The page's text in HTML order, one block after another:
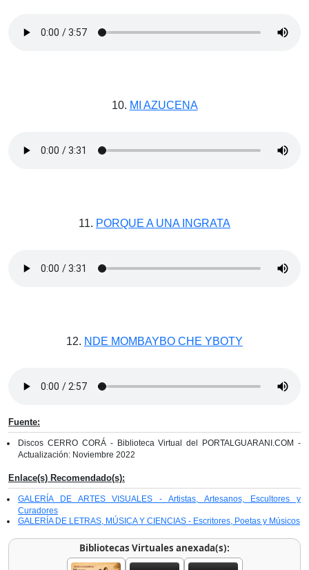
10. MI AZUCENA
11. PORQUE A UNA INGRATA
12. NDE MOMBAYBO CHE YBOTY
Fuente:
Discos CERRO CORÁ - Biblioteca Virtual del PORTALGUARANI.COM -
Actualización: Noviembre 2022
Enlace(s) Recomendado(s):
GALERÍA DE ARTES VISUALES - Artistas, Artesanos, Escultores y
Curadores
GALERÍA DE LETRAS, MÚSICA Y CIENCIAS - Escritores, Poetas y Músicos
Bibliotecas Virtuales anexada(s):